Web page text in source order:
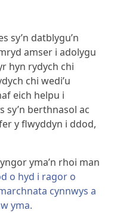
sy’n datblygu’n
amser i adolygu
hyn rydych chi
chi wedi’u
eich helpu i
berthnasol ac
y flwyddyn i ddod,
yma’n rhoi man
o hyd i ragor o
cynnwys a
yma.